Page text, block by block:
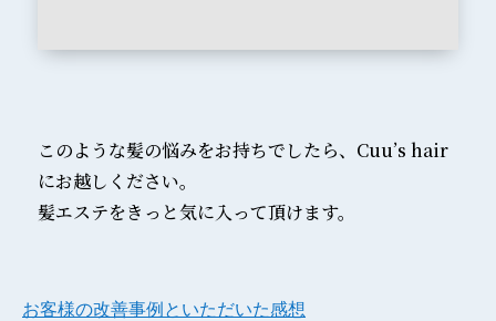
このような髪の悩みをお持ちでしたら、Cuu’s hair
にお越しください。
髪エステをきっと気に入って頂けます。
お客様の改善事例といただいた感想